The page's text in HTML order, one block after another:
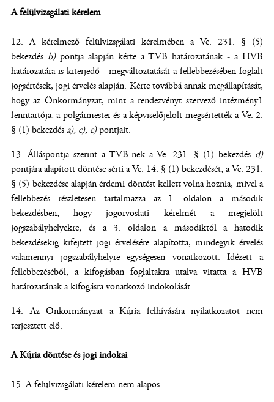
A felülvizsgálati kérelem
A kérelmező felülvizsgálati kérelmében a Ve. 231. § (5)
bekezdés b)pontja alapján kérte a TVB határozatának - a HVB
határozatára is kiterjedő - megváltoztatását a fellebbezésében foglalt
jogsértések, jogi érvelés alapján. Kérte továbbá annak megállapítását,
hogy az Önkormányzat, mint a rendezvényt szervező intézmény1
fenntartója, a polgármester és a képviselőjelölt megsértették a Ve. 2.
§ (1) bekezdés a), c), e)pontjait.
Álláspontja szerint a TVB-nek a Ve. 231. § (1) bekezdés d)
pontjára alapított döntése sérti a Ve. 14. § (1) bekezdését, a Ve. 231.
§ (5) bekezdése alapján érdemi döntést kellett volna hoznia, mivel a
fellebbezés részletesen tartalmazza az 1. oldalon a második
bekezdésben, hogy jogorvoslati kérelmét a megjelölt
jogszabályhelyekre, és a 3. oldalon a másodiktól a hatodik
bekezdésekig kifejtett jogi érvelésére alapította, mindegyik érvelés
valamennyi jogszabályhelyre egységesen vonatkozott. Idézett a
fellebbezéséből, a kifogásban foglaltakra utalva vitatta a HVB
határozatának a kifogásra vonatkozó indokolását.
Az Önkormányzat a Kúria felhívására nyilatkozatot nem
terjesztett elő.
A Kúria döntése és jogi indokai
A felülvizsgálati kérelem nem alapos.